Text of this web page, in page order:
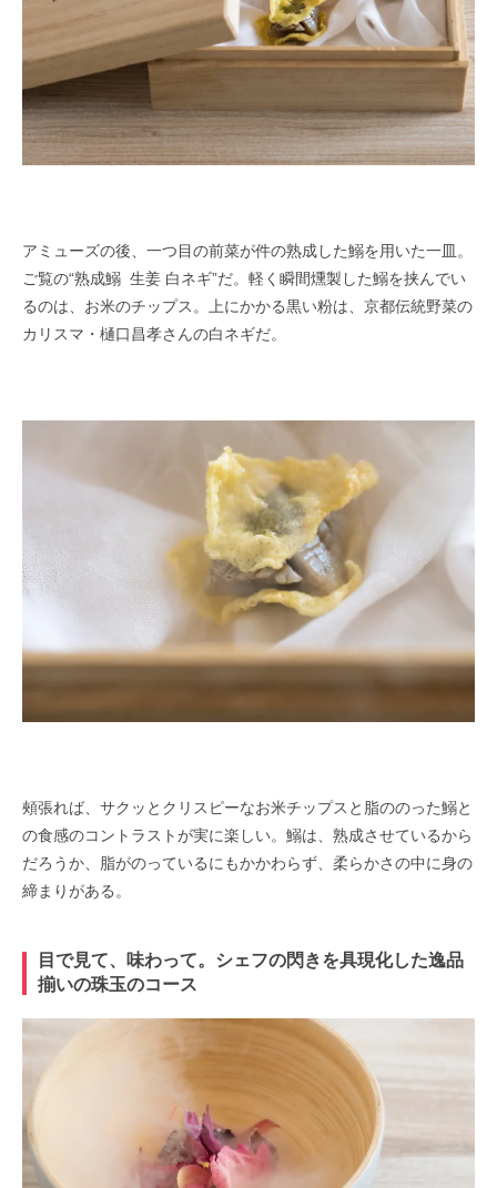
アミューズの後、一つ目の前菜が件の熟成した鰯を用いた一皿。
ご覧の“熟成鰯 生姜 白ネギ”だ。軽く瞬間燻製した鰯を挟んでい
るのは、お米のチップス。上にかかる黒い粉は、京都伝統野菜の
カリスマ・樋口昌孝さんの白ネギだ。
頰張れば、サクッとクリスピーなお米チップスと脂ののった鰯と
の食感のコントラストが実に楽しい。鰯は、 熟成させているから
だろうか、脂がのっているにもかかわらず、柔らかさの中に身の
締まりがある。
目で見て、味わって。シェフの閃きを具現化した逸品
揃いの珠玉のコース